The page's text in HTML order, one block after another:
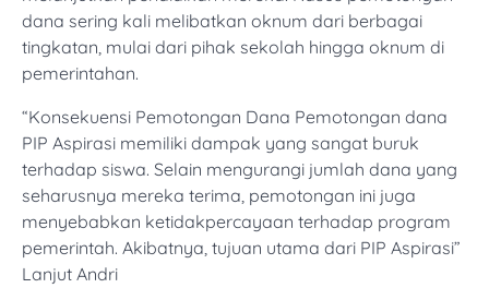
dana sering kali melibatkan oknum dari berbagai
tingkatan, mulai dari pihak sekolah hingga oknum di
pemerintahan.
“Konsekuensi Pemotongan Dana Pemotongan dana
PIP Aspirasi memiliki dampak yang sangat buruk
terhadap siswa. Selain mengurangi jumlah dana yang
seharusnya mereka terima, pemotongan ini juga
menyebabkan ketidakpercayaan terhadap program
pemerintah. Akibatnya, tujuan utama dari PIP Aspirasi”
Lanjut Andri